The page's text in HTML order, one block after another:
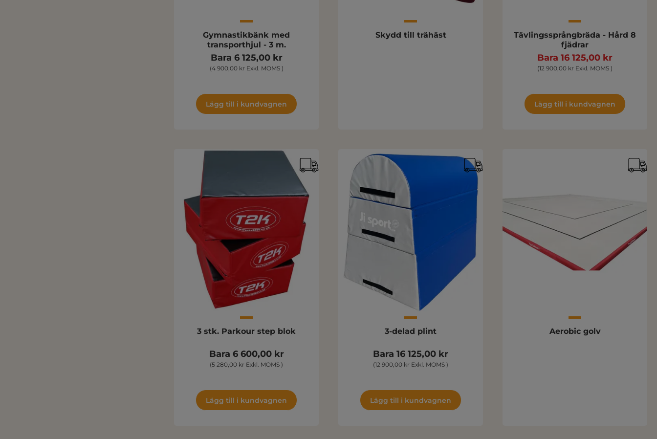
Gymnastikbänk med
transporthjul - 3 m.
Bara 6 125,00 kr
(4 900,00 kr Exkl. MOMS )
Lägg till i kundvagnen
Skydd till trähäst
Tävlingssprångbräda - Hård 8
fjädrar
Bara 16 125,00 kr
(12 900,00 kr Exkl. MOMS )
Lägg till i kundvagnen
3 stk. Parkour step blok
Bara 6 600,00 kr
(5 280,00 kr Exkl. MOMS )
Lägg till i kundvagnen
3-delad plint
Bara 16 125,00 kr
(12 900,00 kr Exkl. MOMS )
Lägg till i kundvagnen
Aerobic golv